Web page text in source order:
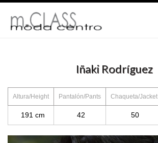
Iñaki Rodríguez
Altura/Height Pantalón/Pants Chaqueta/Jacket
191 cm 42 50